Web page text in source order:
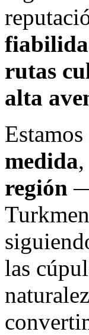
rutas
alta
medida
región
las